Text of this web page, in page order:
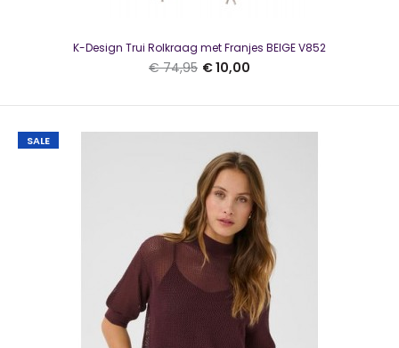
Kaffe O-neck pullover KALizza Zwart SLMooie trui van Kaffe
K-Design Trui Rolkraag met Franjes BEIGE V852
€ 74,95 € 10,00
SALE